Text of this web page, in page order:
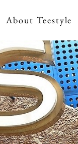
About Teestyle